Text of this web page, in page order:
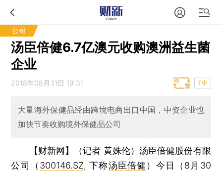
公司
汤臣倍健6.7亿澳元收购澳洲益生菌
企业
2018年08月31日 19:31 T中
大量海外保健品经由跨境电商出口中国，中资企业也
加快节奏收购境外保健品公司
【财新网】（记者 黄姝伦） 汤臣倍健股份有限
公司（ 300146.SZ, 下称汤臣倍健 ）今日（8月30